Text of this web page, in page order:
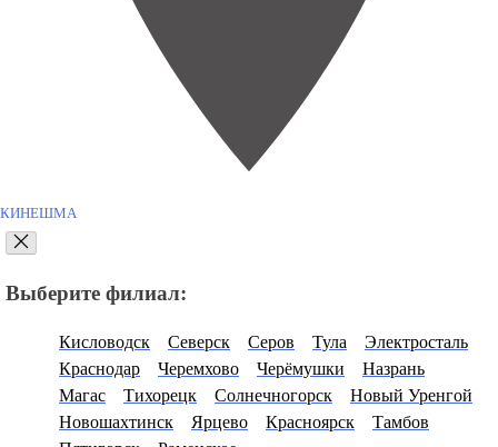
КИНЕШМА
Выберите филиал:
Кисловодск Северск Серов Тула
Электросталь
Краснодар
Черемхово Черёмушки
Назрань
Магас
Тихорецк Солнечногорск
Новый Уренгой
Новошахтинск
Ярцево Красноярск
Тамбов